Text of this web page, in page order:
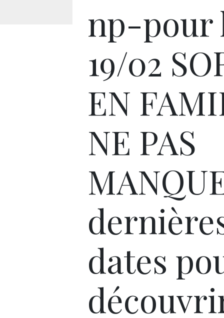
np-pour
19/02
EN
NE PAS
dates